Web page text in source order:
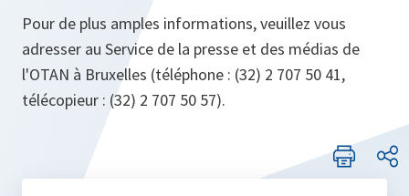
Pour de plus amples informations, veuillez vous
adresser au Service de la presse et des médias de
l'OTAN à Bruxelles (téléphone : (32) 2 707 50 41,
télécopieur : (32) 2 707 50 57).